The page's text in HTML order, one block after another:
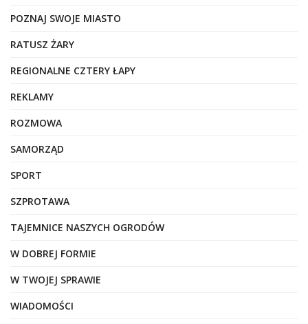
POZNAJ SWOJE MIASTO
RATUSZ ŻARY
REGIONALNE CZTERY ŁAPY
REKLAMY
ROZMOWA
SAMORZĄD
SPORT
SZPROTAWA
TAJEMNICE NASZYCH OGRODÓW
W DOBREJ FORMIE
W TWOJEJ SPRAWIE
WIADOMOŚCI